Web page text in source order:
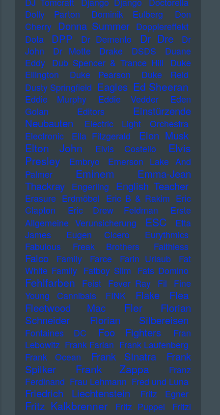
Dolly Parton
Dominik Eulberg
Don
Cherry Donna Summer Dopplereffekt
Dota
DPP Dr Demento Dr Dre
Dr
John
Dr Motte Drake DSDS
Duane
Eddy
Dub Spencer & Trance Hill
Duke
Ellington
Duke Pearson
Duke Reid
Dusty Springfield Eagles Ed Sheeran
Eddie Murphy Eddie Vedder
Eden
Golan
Editors
Einstürzende
Neubauten
Electric Light Orchestra
Electronic
Ella Fitzgerald Elon Musk
Elton John Elvis Costello
Elvis
Presley
Embryo
Emerson Lake And
Palmer
Eminem
Emma-Jean
Thackray
Engerling English Teacher
Erasure Erdmöbel Eric B & Rakim Eric
Clapton
Eric Drew Feldman
Erste
Allgemeine Verunsicherung
ESC
Etta
James
Eugen Cicero
Eurythmics
Fabulous Freak Brothers
Faithless
Falco Family Farce Farin Urlaub
Fat
White Family Fatboy Slim Fats Domino
Fehlfarben Feist Fever Ray Fil
Fine
Young Cannibals
FINK Flake
Flea
Fleetwood Mac
Fler
Florian
Schneider
Florian Silbereisen
Fontaines DC Foo Fighters
Fran
Lebowitz Frank Farian Frank Laufenberg
Frank Ocean
Frank Sinatra
Frank
Spilker
Frank Zappa
Franz
Ferdinand Frau Lehmann Fred und Luna
Friedrich Liechtenstein Fritz Egner
Fritz Kalkbrenner Fritz Puppel
Fritzi